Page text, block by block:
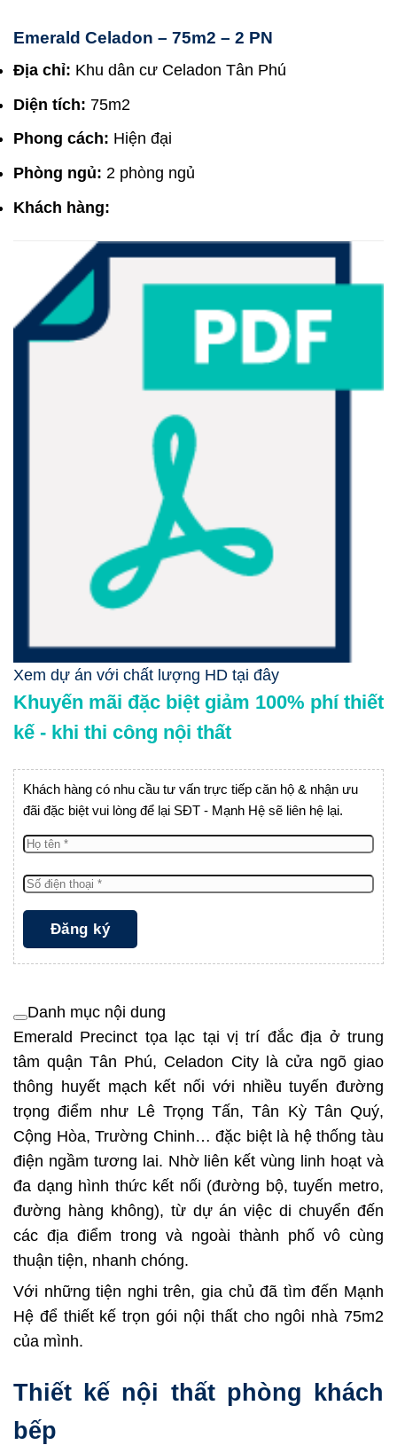
Emerald Celadon – 75m2 – 2 PN
Địa chỉ: Khu dân cư Celadon Tân Phú
Diện tích: 75m2
Phong cách: Hiện đại
Phòng ngủ: 2 phòng ngủ
Khách hàng:
Xem dự án với chất lượng HD tại đây
Khuyến mãi đặc biệt giảm 100% phí thiết
kế - khi thi công nội thất
Khách hàng có nhu cầu tư vấn trực tiếp căn hộ & nhận ưu
đãi đặc biệt vui lòng để lại SĐT - Mạnh Hệ sẽ liên hệ lại.
Danh mục nội dung
Emerald Precinct tọa lạc tại vị trí đắc địa ở trung
tâm quận Tân Phú, Celadon City là cửa ngõ giao
thông huyết mạch kết nối với nhiều tuyến đường
trọng điểm như Lê Trọng Tấn, Tân Kỳ Tân Quý,
Cộng Hòa, Trường Chinh… đặc biệt là hệ thống tàu
điện ngầm tương lai. Nhờ liên kết vùng linh hoạt và
đa dạng hình thức kết nối (đường bộ, tuyến metro,
đường hàng không), từ dự án việc di chuyển đến
các địa điểm trong và ngoài thành phố vô cùng
thuận tiện, nhanh chóng.
Với những tiện nghi trên, gia chủ đã tìm đến Mạnh
Hệ để thiết kế trọn gói nội thất cho ngôi nhà 75m2
của mình.
Thiết kế nội thất phòng khách
bếp